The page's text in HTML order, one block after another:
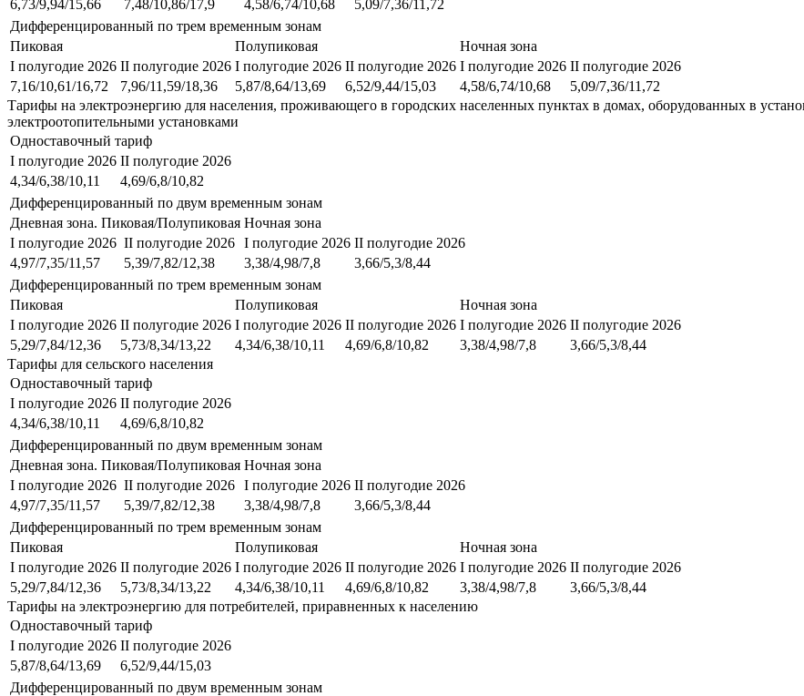
6,73/9,94/15,66
7,48/10,86/17,9 4,58/6,74/10,68
5,09/7,36/11,72
Дифференцированный по трем временным зонам
Пиковая
Полупиковая
Ночная зона
I полугодие 2026 II полугодие 2026 I полугодие 2026 II полугодие 2026 I полугодие 2026 II полугодие 2026
7,16/10,61/16,72
7,96/11,59/18,36 5,87/8,64/13,69 6,52/9,44/15,03 4,58/6,74/10,68
5,09/7,36/11,72
Тарифы на электроэнергию для населения, проживающего в городских населенных пунктах в домах, оборудованных в
электроотопительными установками
Одноставочный тариф
I полугодие 2026 II полугодие 2026
4,34/6,38/10,11
4,69/6,8/10,82
Дифференцированный по двум временным зонам
Дневная зона. Пиковая/Полупиковая Ночная зона
I полугодие 2026 II полугодие 2026 I полугодие 2026 II полугодие 2026
4,97/7,35/11,57
5,39/7,82/12,38 3,38/4,98/7,8
3,66/5,3/8,44
Дифференцированный по трем временным зонам
Пиковая
Полупиковая
Ночная зона
I полугодие 2026 II полугодие 2026 I полугодие 2026 II полугодие 2026 I полугодие 2026 II полугодие 2026
5,29/7,84/12,36
5,73/8,34/13,22 4,34/6,38/10,11 4,69/6,8/10,82 3,38/4,98/7,8
3,66/5,3/8,44
Тарифы для сельского населения
Одноставочный тариф
I полугодие 2026 II полугодие 2026
4,34/6,38/10,11
4,69/6,8/10,82
Дифференцированный по двум временным зонам
Дневная зона. Пиковая/Полупиковая Ночная зона
I полугодие 2026 II полугодие 2026 I полугодие 2026 II полугодие 2026
4,97/7,35/11,57
5,39/7,82/12,38 3,38/4,98/7,8
3,66/5,3/8,44
Дифференцированный по трем временным зонам
Пиковая
Полупиковая
Ночная зона
I полугодие 2026 II полугодие 2026 I полугодие 2026 II полугодие 2026 I полугодие 2026 II полугодие 2026
5,29/7,84/12,36
5,73/8,34/13,22 4,34/6,38/10,11 4,69/6,8/10,82 3,38/4,98/7,8
3,66/5,3/8,44
Тарифы на электроэнергию для потребителей, приравненных к населению
Одноставочный тариф
I полугодие 2026 II полугодие 2026
5,87/8,64/13,69
6,52/9,44/15,03
Дифференцированный по двум временным зонам